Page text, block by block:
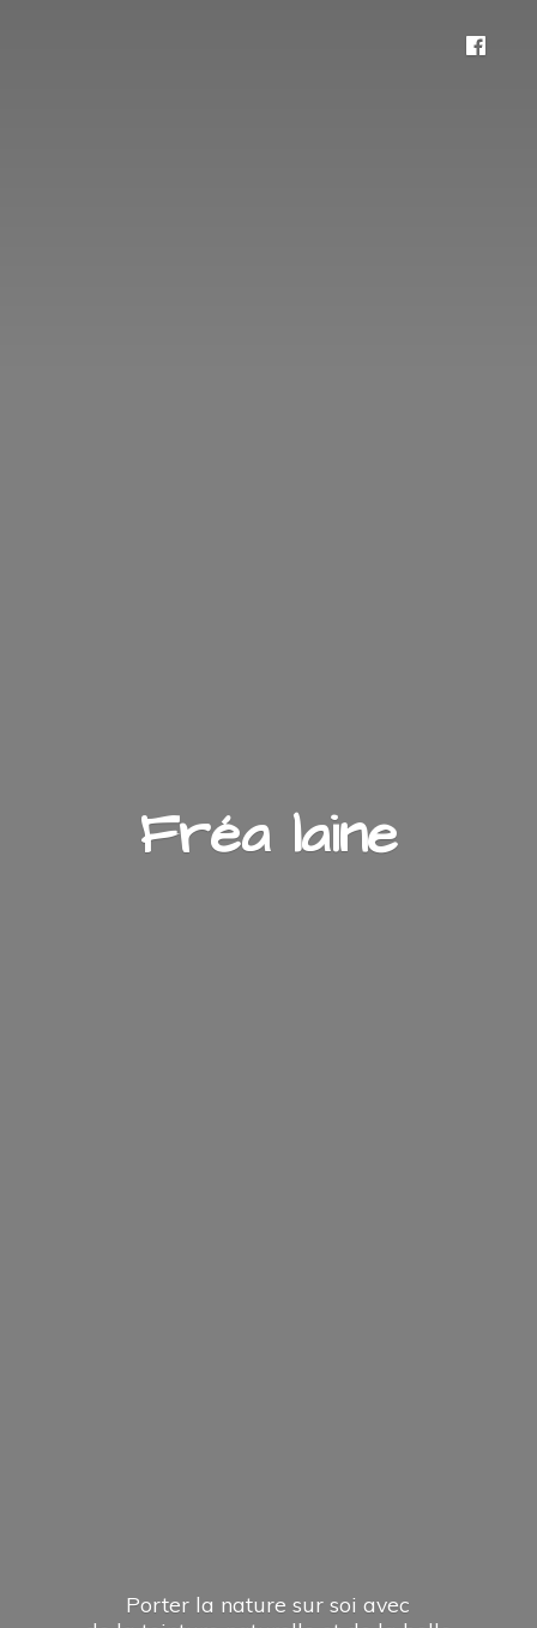
Fréa laine
Porter la nature sur soi avec